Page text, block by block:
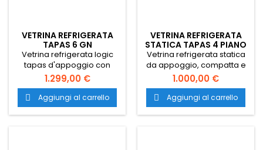
VETRINA REFRIGERATA
TAPAS 6 GN
Vetrina refrigerata logic
tapas d'appoggio con
dimensioni 1320x380x225
mm. Espositore refrigerato
statico per tutti i tipi di cibo.
Vetrina frigo ideale per bar,
cicchetterie e osterie.
1.299,00 €
 Aggiungi al carrello
VETRINA REFRIGERATA
STATICA TAPAS 4 PIANO
LISCIO
Vetrina refrigerata statica
da appoggio, compatta e
perfettamente integrabile
sulla bancalina del
bancone del bar.
Espositore refrigerato con
dimensioni 970x380x225
1.000,00 €
 Aggiungi al carrello